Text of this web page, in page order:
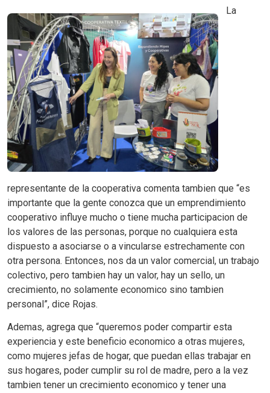
La
representante de la cooperativa comenta tambien que “es
importante que la gente conozca que un emprendimiento
cooperativo influye mucho o tiene mucha participacion de
los valores de las personas, porque no cualquiera esta
dispuesto a asociarse o a vincularse estrechamente con
otra persona. Entonces, nos da un valor comercial, un trabajo
colectivo, pero tambien hay un valor, hay un sello, un
crecimiento, no solamente economico sino tambien
personal”, dice Rojas.
Ademas, agrega que “queremos poder compartir esta
experiencia y este beneficio economico a otras mujeres,
como mujeres jefas de hogar, que puedan ellas trabajar en
sus hogares, poder cumplir su rol de madre, pero a la vez
tambien tener un crecimiento economico y tener una